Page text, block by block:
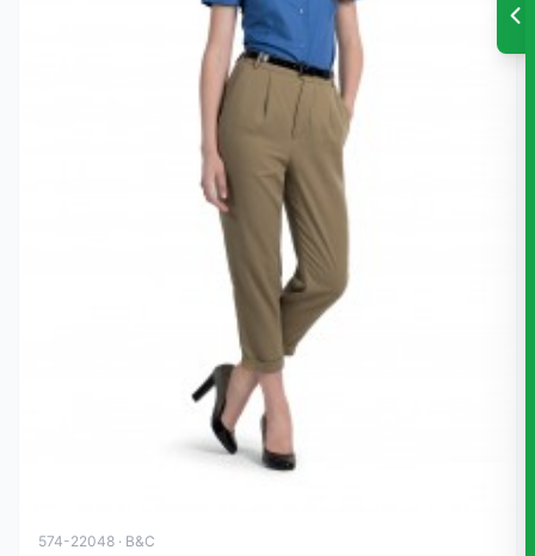
574-22048 · B&C